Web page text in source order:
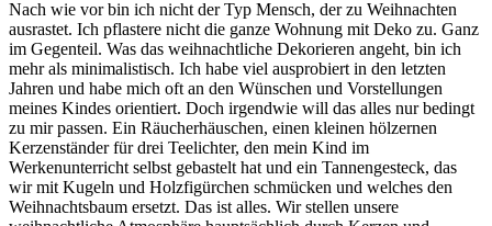
Nach wie vor bin ich nicht der Typ Mensch, der zu Weihnachten
ausrastet. Ich pflastere nicht die ganze Wohnung mit Deko zu. Ganz
im Gegenteil. Was das weihnachtliche Dekorieren angeht, bin ich
mehr als minimalistisch. Ich habe viel ausprobiert in den letzten
Jahren und habe mich oft an den Wünschen und Vorstellungen
meines Kindes orientiert. Doch irgendwie will das alles nur bedingt
zu mir passen. Ein Räucherhäuschen, einen kleinen hölzernen
Kerzenständer für drei Teelichter, den mein Kind im
Werkenunterricht selbst gebastelt hat und ein Tannengesteck, das
wir mit Kugeln und Holzfigürchen schmücken und welches den
Weihnachtsbaum ersetzt. Das ist alles. Wir stellen unsere